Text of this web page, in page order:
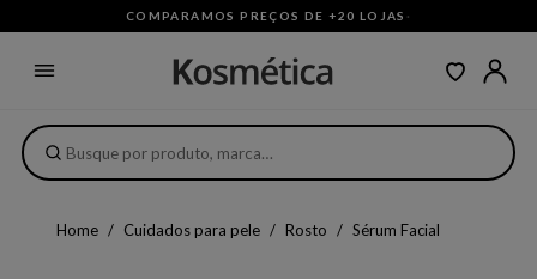
COMPARAMOS PREÇOS DE +20 LOJAS ·
Home Cuidados para pele Rosto Sérum Facial